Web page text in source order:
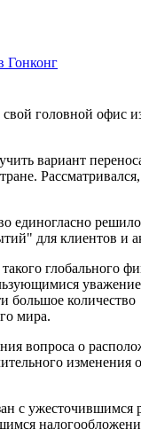
Гонконг
свой головной офис
вариант
единогласно
для клиентов и
глобального
большое количество
мира.
вопроса о
изменения
с ужесточившимся